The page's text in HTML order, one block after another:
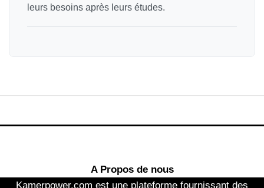
leurs besoins après leurs études.
A Propos de nous
Kamerpower.com est une plateforme fournissant des